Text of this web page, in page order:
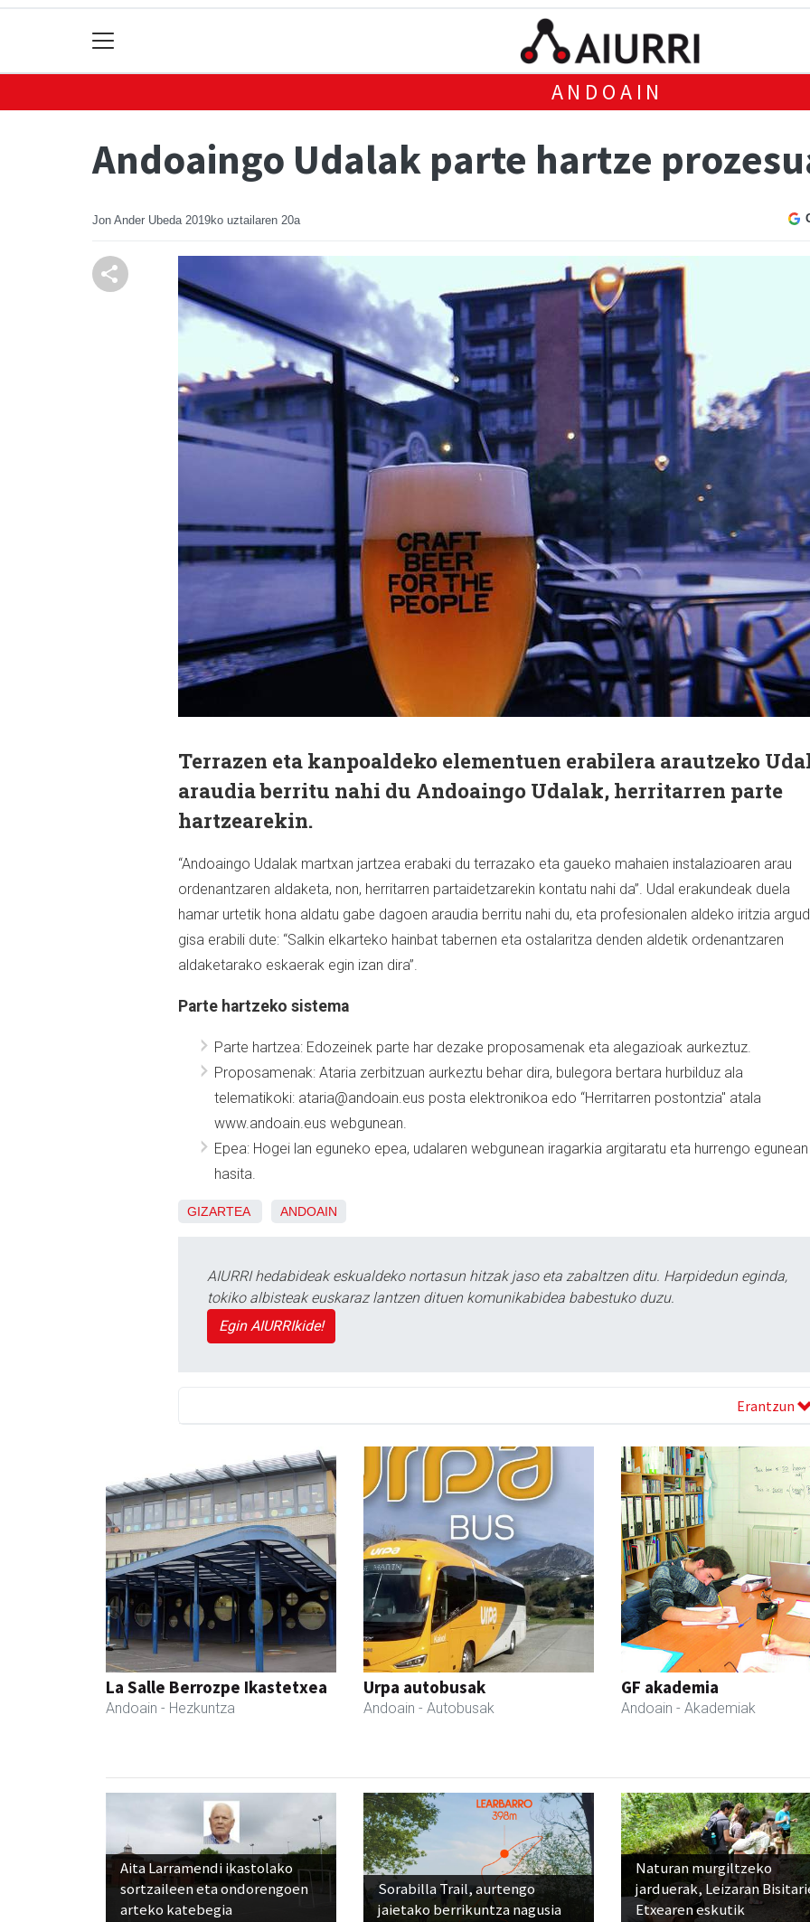
ANDOAIN
Andoaingo Udalak parte hartze
Jon Ander Ubeda 2019ko uztailaren 20a
Terrazen eta kanpoaldeko elementuen erabilera arautzeko
araudia berritu nahi du Andoaingo Udalak, herritarren parte
hartzearekin.
“Andoaingo Udalak martxan jartzea erabaki du terrazako eta gaueko mahaien instalazioaren arau
ordenantzaren aldaketa, non, herritarren partaidetzarekin kontatu nahi da”. Udal erakundeak duela
hamar urtetik hona aldatu gabe dagoen araudia berritu nahi du, eta profesionalen aldeko iritzia
gisa erabili dute: “Salkin elkarteko hainbat tabernen eta ostalaritza denden aldetik ordenantzaren
aldaketarako eskaerak egin izan dira”.
Parte hartzeko sistema
Parte hartzea: Edozeinek parte har dezake proposamenak eta alegazioak aurkeztuz.
Proposamenak: Ataria zerbitzuan aurkeztu behar dira, bulegora bertara hurbilduz ala
telematikoki: ataria@andoain.eus posta elektronikoa edo “Herritarren postontzia" atala
www.andoain.eus webgunean.
Epea: Hogei lan eguneko epea, udalaren webgunean iragarkia argitaratu eta hurrengo egunean
hasita.
GIZARTEA ANDOAIN
AIURRI hedabideak eskualdeko nortasun hitzak jaso eta zabaltzen ditu. Harpidedun eginda,
tokiko albisteak euskaraz lantzen dituen komunikabidea babestuko duzu.
Egin AIURRIkide!
Erantzun
La Salle Berrozpe Ikastetxea
Andoain - Hezkuntza
Urpa autobusak
Andoain - Autobusak
GF akademia
Andoain - Akademiak
Aita Larramendi ikastolako
sortzaileen eta ondorengoen
arteko katebegia
Sorabilla Trail, aurtengo
jaietako berrikuntza nagusia
Naturan murgiltzeko
jarduerak, Leizaran
Etxearen eskutik